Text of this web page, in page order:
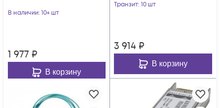
В наличии: 10+ шт
1 977 ₽
В корзину
Транзит: 10 шт
3 914 ₽
В корзину